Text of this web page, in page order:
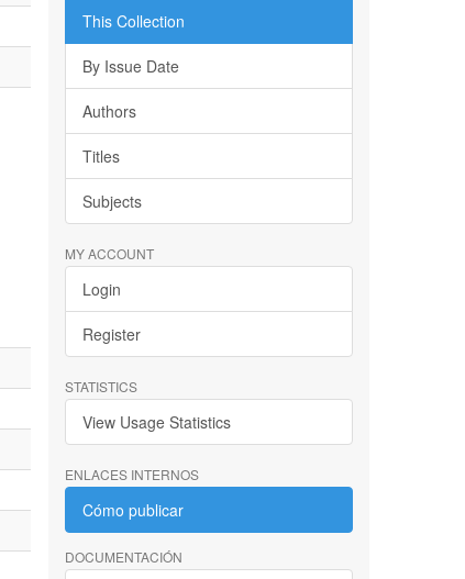
This Collection
By Issue Date
Authors
Titles
Subjects
MY ACCOUNT
Login
Register
STATISTICS
View Usage Statistics
ENLACES INTERNOS
Cómo publicar
DOCUMENTACIÓN